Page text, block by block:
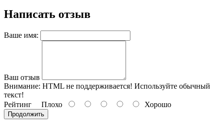
Написать отзыв
Ваше имя:
Ваш отзыв
Внимание: HTML не поддерживается! Используйте обычный
текст!
Рейтинг Плохо Хорошо
Продолжить